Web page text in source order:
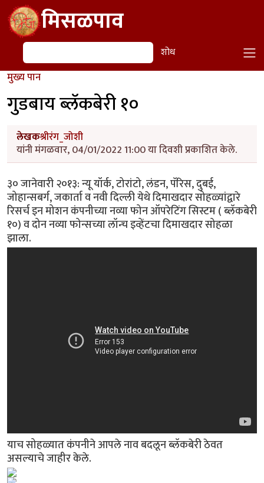
Skip to main contentमिसळपाव
शोध शोध
मुख्य पान
गुडबाय ब्लॅकबेरी १०
लेखकश्रीरंग_जोशी
यांनी मंगळवार, 04/01/2022 11:00 या दिवशी प्रकाशित केले.
३० जानेवारी २०१३: न्यू यॉर्क, टोरांटो, लंडन, पॅरिस, दुबई,
जोहान्सबर्ग, जकार्ता व नवी दिल्ली येथे दिमाखदार सोहळ्यांद्वारे
रिसर्च इन मोशन कंपनीच्या नव्या फोन ऑपरेटिंग सिस्टम ( ब्लॅकबेरी
१०) व दोन नव्या फोन्सच्या लॉन्च इव्हेंटचा दिमाखदार सोहळा
झाला.
याच सोहळ्यात कंपनीने आपले नाव बदलून ब्लॅकबेरी ठेवत
असल्याचे जाहीर केले.